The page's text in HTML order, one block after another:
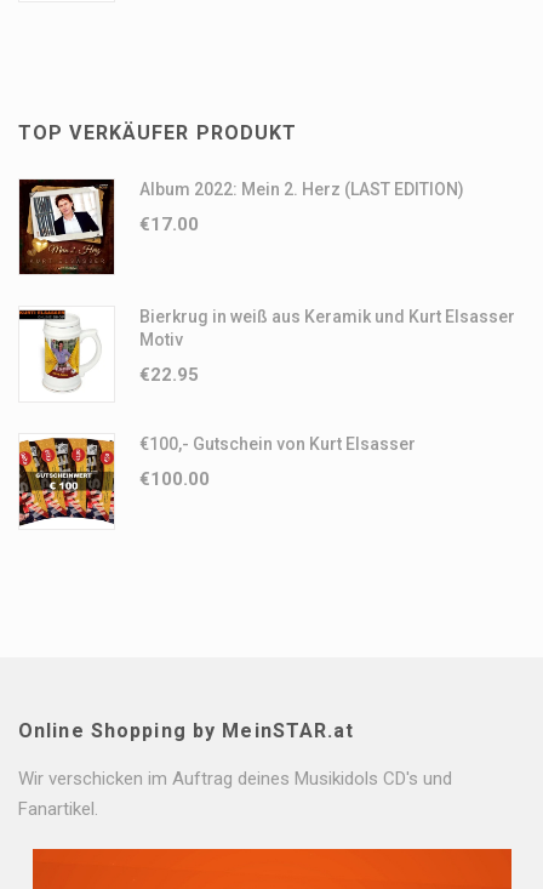
TOP VERKÄUFER PRODUKT
Album 2022: Mein 2. Herz (LAST EDITION)
€17.00
Bierkrug in weiß aus Keramik und Kurt Elsasser
Motiv
€22.95
€100,- Gutschein von Kurt Elsasser
€100.00
Online Shopping by MeinSTAR.at
Wir verschicken im Auftrag deines Musikidols CD's und
Fanartikel.